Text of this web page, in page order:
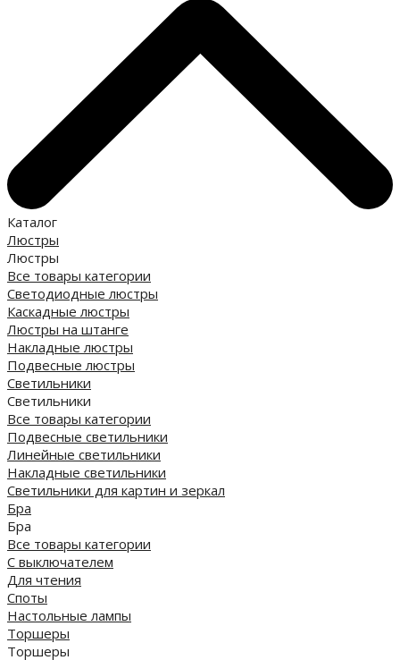
Каталог
Люстры
Люстры
Все товары категории
Светодиодные люстры
Каскадные люстры
Люстры на штанге
Накладные люстры
Подвесные люстры
Светильники
Светильники
Все товары категории
Подвесные светильники
Линейные светильники
Накладные светильники
Светильники для картин и зеркал
Бра
Бра
Все товары категории
С выключателем
Для чтения
Споты
Настольные лампы
Торшеры
Торшеры